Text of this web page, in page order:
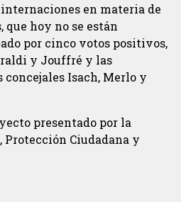
en materia de
que hoy no se están
por cinco votos positivos,
y Jouffré y las
concejales Isach, Merlo y
presentado por la
Protección Ciudadana y